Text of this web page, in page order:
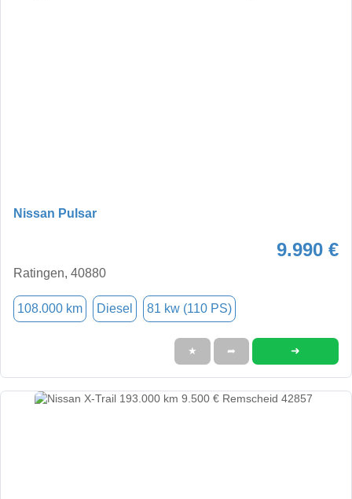
Nissan Pulsar
9.990 €
Ratingen, 40880
108.000 km Diesel 81 kw (110 PS)
★ ➦ ➜